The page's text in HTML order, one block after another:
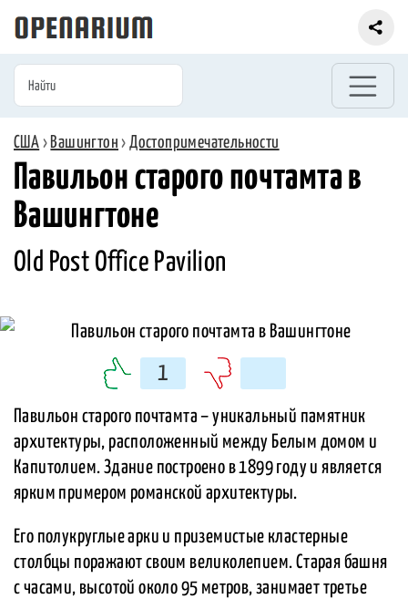
США › Вашингтон ›Достопримечательности
Павильон старого почтамта в
Вашингтоне
Old Post Office Pavilion
1
Павильон старого почтамта – уникальный памятник
архитектуры, расположенный между Белым домом и
Капитолием. Здание построено в 1899 году и является
ярким примером романской архитектуры.
Его полукруглые арки и приземистые кластерные
столбцы поражают своим великолепием. Старая башня
с часами, высотой около 95 метров, занимает третье